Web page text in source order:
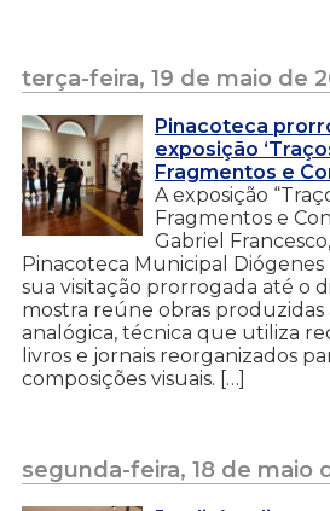
terça-feira, 19 de maio de
Pinacoteca
exposição
Fragmentos e
A exposição
Fragmentos e
Gabriel
Pinacoteca Municipal
sua visitação prorrogada até o
mostra reúne obras
analógica, técnica que utiliza
livros e jornais reorganizados
composições visuais. […]
segunda-feira, 18 de maio